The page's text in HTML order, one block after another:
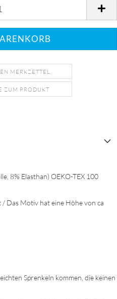
MERKZETTEL
ZUM PRODUKT
8% Elasthan) OEKO-TEX 100
Das Motiv hat eine Höhe von ca
Sprenkeln kommen, die keinen